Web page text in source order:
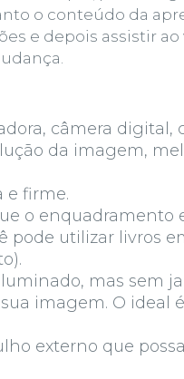
o conteúdo da
e depois assistir ao
câmera digital,
da imagem,
e firme.
o enquadramento
pode utilizar livros
mas sem
imagem. O ideal
externo que